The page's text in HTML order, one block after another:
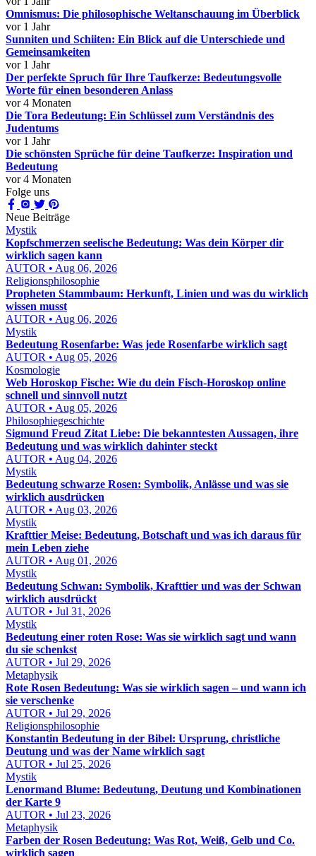
Omnismus: Die philosophische Weltanschauung im Überblick
vor 1 Jahr
Sunniten und Schiiten: Ein Blick auf die Unterschiede und
Gemeinsamkeiten
vor 1 Jahr
Der perfekte Spruch für Ihre Taufkerze: Bedeutungsvolle
Worte für einen besonderen Anlass
vor 4 Monaten
Die Tora Bedeutung: Ein Schlüssel zum Verständnis des
Judentums
vor 1 Jahr
Die schönsten Sprüche für deine Taufkerze: Inspiration und
Bedeutung
vor 4 Monaten
Folge uns
Neue Beiträge
Mystik
Kopfschmerzen seelische Bedeutung: Was dein Körper dir
wirklich sagen kann
AUTOR • Aug 06, 2026
Religionsphilosophie
Propheten Stammbaum: Herkunft, Linien und was du wirklich
wissen musst
AUTOR • Aug 06, 2026
Mystik
Bedeutung Rosenfarbe: Was jede Rosenfarbe wirklich sagt
AUTOR • Aug 05, 2026
Kosmologie
Web Horoskop Fische: Wie du dein Fisch-Horoskop online
schnell und sinnvoll nutzt
AUTOR • Aug 05, 2026
Philosophiegeschichte
Sigmund Freud Zitat Liebe: Die bekanntesten Aussagen, ihre
Bedeutung und was wirklich dahinter steckt
AUTOR • Aug 04, 2026
Mystik
Bedeutung schwarze Rosen: Symbolik, Anlässe und was sie
wirklich ausdrücken
AUTOR • Aug 03, 2026
Mystik
Krafttier Meise: Bedeutung, Botschaft und was ich daraus für
mein Leben ziehe
AUTOR • Aug 01, 2026
Mystik
Bedeutung Schwan: Symbolik, Krafttier und was der Schwan
wirklich ausdrückt
AUTOR • Jul 31, 2026
Mystik
Bedeutung einer roten Rose: Was sie wirklich sagt und wann
du sie schenkst
AUTOR • Jul 29, 2026
Metaphysik
Rote Rosen Bedeutung: Was sie wirklich sagen – und wann ich
sie verschenke
AUTOR • Jul 29, 2026
Religionsphilosophie
Konstantin Bedeutung in der Bibel: Ursprung, christliche
Deutung und was der Name wirklich sagt
AUTOR • Jul 25, 2026
Mystik
Lenormand Blume: Bedeutung, Deutung und Kombinationen
der Karte 9
AUTOR • Jul 23, 2026
Metaphysik
Farben der Rosen Bedeutung: Was Rot, Weiß, Gelb und Co.
wirklich sagen